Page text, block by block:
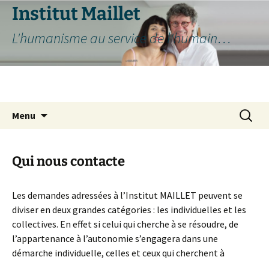
Aller
contenu
Institut Maillet
L'humanisme au service de l'humain…
Menu
Qui nous contacte
Les demandes adressées à l’Institut MAILLET peuvent se
diviser en deux grandes catégories : les individuelles et les
collectives. En effet si celui qui cherche à se résoudre, de
l’appartenance à l’autonomie s’engagera dans une
démarche individuelle, celles et ceux qui cherchent à